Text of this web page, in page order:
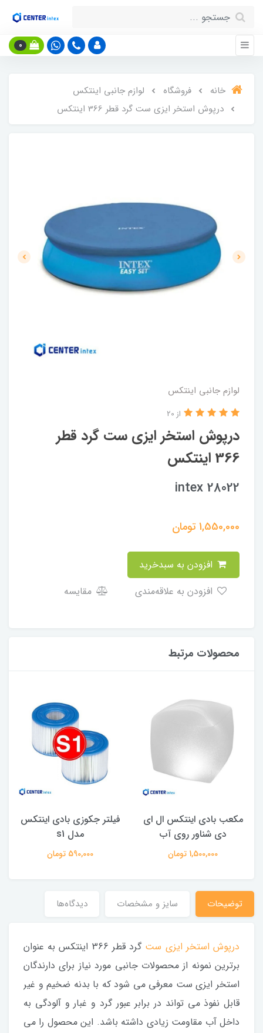
0
خانه فروشگاه
لوازم جانبی اینتکس
درپوش استخر ایزی ست گرد قطر 366 اینتکس
لوازم جانبی اینتکس
درپوش استخر ایزی ست گرد قطر
366 اینتکس
از 20
intex 28022
1,550,000تومان
مقایسه
محصولات مرتبط
مکعب بادی اینتکس ال ای
دی شناور روی آب
1,500,000 تومان
فیلتر جکوزی بادی اینتکس
مدل s1
590,000 تومان
توضیحات سایز و مشخصات دیدگاه‌ها
درپوش استخر ایزی ست
گرد قطر 366 اینتکس به عنوان
برترین نمونه از محصولات جانبی مورد نیاز برای دارندگان
استخر ایزی ست معرفی می شود که با بدنه ضخیم و غیر
قابل نفوذ می تواند در برابر عبور گرد و غبار و آلودگی به
داخل آب مقاومت زیادی داشته باشد. این محصول را می